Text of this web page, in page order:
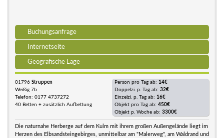
Buchungsanfrage
Internetseite
Geografische Lage
01796 Struppen
Weißig 7b
Telefon: 0177 4737272
40 Betten + zusätzlich Aufbettung
Person pro Tag ab: 14€
Doppelzi. p. Tag ab: 32€
Einzelzi. p. Tag ab: 16€
Objekt pro Tag ab: 450€
Objekt p. Woche ab: 3300€
Die naturnahe Herberge auf dem Kulm mit ihrem großen Außengelände liegt im
Herzen des Elbsandsteingebirges, unmittelbar am "Malerweg", am Waldrand und